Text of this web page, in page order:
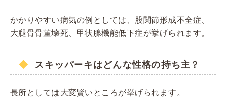
かかりやすい病気の例としては、股関節形成不全症、
大腿骨骨董壊死、甲状腺機能低下症が挙げられます。
スキッパーキはどんな性格の持ち主？
長所としては大変賢いところが挙げられます。